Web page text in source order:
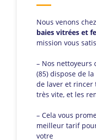
Nous venons
baies vitrées et
mission vous
– Nos nettoyeurs
(85) dispose de
de laver et rincer
très vite, et les
– Cela vous
meilleur tarif
votre